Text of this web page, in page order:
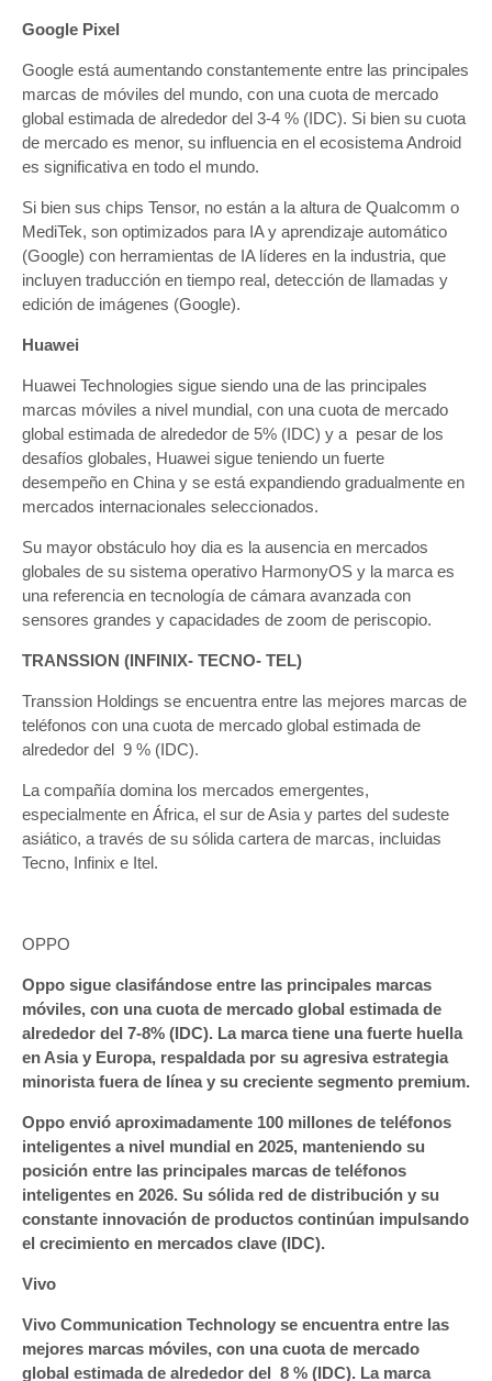
Google Pixel
Google está aumentando constantemente entre las principales
marcas de móviles del mundo, con una cuota de mercado
global estimada de alrededor del 3-4 % (IDC). Si bien su cuota
de mercado es menor, su influencia en el ecosistema Android
es significativa en todo el mundo.
Si bien sus chips Tensor, no están a la altura de Qualcomm o
MediTek, son optimizados para IA y aprendizaje automático
(Google) con herramientas de IA líderes en la industria, que
incluyen traducción en tiempo real, detección de llamadas y
edición de imágenes (Google).
Huawei
Huawei Technologies sigue siendo una de las principales
marcas móviles a nivel mundial, con una cuota de mercado
global estimada de alrededor de 5% (IDC) y a pesar de los
desafíos globales, Huawei sigue teniendo un fuerte
desempeño en China y se está expandiendo gradualmente en
mercados internacionales seleccionados.
Su mayor obstáculo hoy dia es la ausencia en mercados
globales de su sistema operativo HarmonyOS y la marca es
una referencia en tecnología de cámara avanzada con
sensores grandes y capacidades de zoom de periscopio.
TRANSSION (INFINIX- TECNO- TEL)
Transsion Holdings se encuentra entre las mejores marcas de
teléfonos con una cuota de mercado global estimada de
alrededor del 9 % (IDC).
La compañía domina los mercados emergentes,
especialmente en África, el sur de Asia y partes del sudeste
asiático, a través de su sólida cartera de marcas, incluidas
Tecno, Infinix e Itel.
OPPO
Oppo sigue clasifándose entre las principales marcas
móviles, con una cuota de mercado global estimada de
alrededor del 7-8% (IDC). La marca tiene una fuerte huella
en Asia y Europa, respaldada por su agresiva estrategia
minorista fuera de línea y su creciente segmento premium.
Oppo envió aproximadamente 100 millones de teléfonos
inteligentes a nivel mundial en 2025, manteniendo su
posición entre las principales marcas de teléfonos
inteligentes en 2026. Su sólida red de distribución y su
constante innovación de productos continúan impulsando
el crecimiento en mercados clave (IDC).
Vivo
Vivo Communication Technology se encuentra entre las
mejores marcas móviles, con una cuota de mercado
global estimada de alrededor del 8 % (IDC). La marca